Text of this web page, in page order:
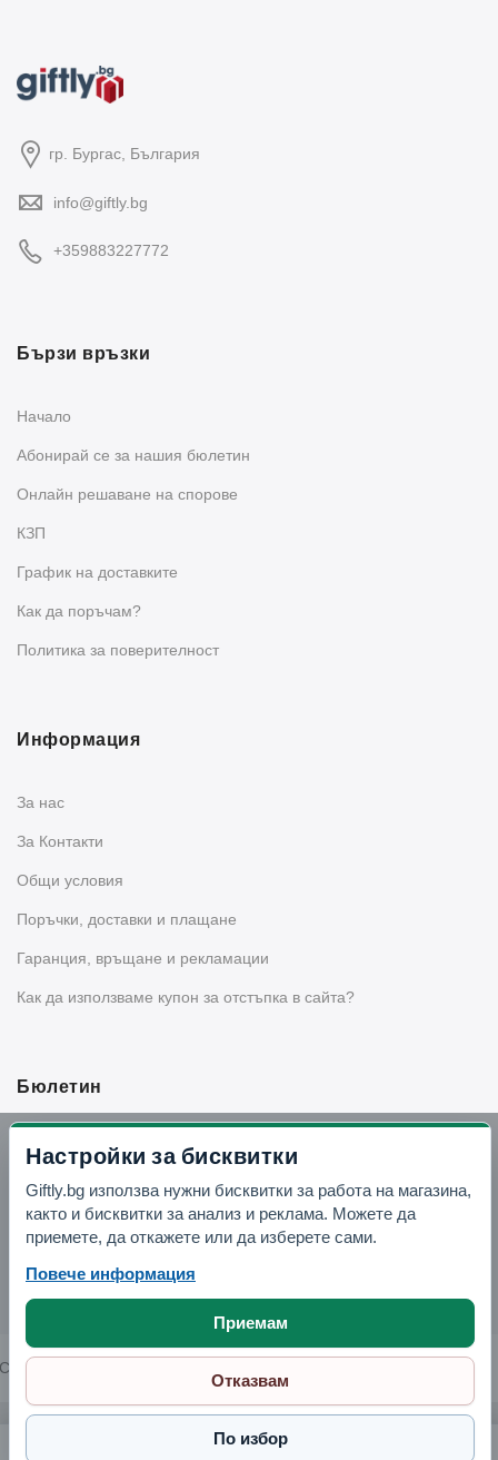
Комплект керамични аксесоари за баня "Жаклин 2"
гр. Бургас, България
info@giftly.bg
+359883227772
Бързи връзки
Начало
Абонирай се за нашия бюлетин
Oнлайн решаване на спорове
КЗП
График на доставките
Как да поръчам?
Политика за поверителност
Информация
За нас
За Контакти
Общи условия
Поръчки, доставки и плащане
Гаранция, връщане и рекламации
Как да използваме купон за отстъпка в сайта?
Бюлетин
Вземи -10% отстъпка в Telegram
Отвори Telegram
Copyright © 2026 GIFTLY.BG. All rights reserved.
Настройки за бисквитки
Giftly.bg използва нужни бисквитки за работа на магазина,
както и бисквитки за анализ и реклама. Можете да
приемете, да откажете или да изберете сами.
Повече информация
Приемам
Отказвам
По избор